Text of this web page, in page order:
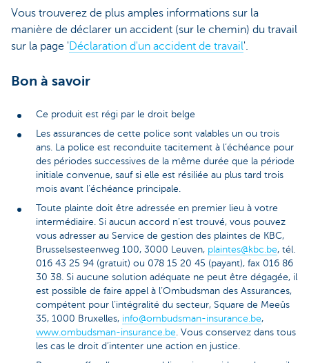
Vous trouverez de plus amples informations sur la
manière de déclarer un accident (sur le chemin) du travail
sur la page 'Déclaration d'un accident de travail'.
Bon à savoir
Ce produit est régi par le droit belge
Les assurances de cette police sont valables un ou trois
ans. La police est reconduite tacitement à l’échéance pour
des périodes successives de la même durée que la période
initiale convenue, sauf si elle est résiliée au plus tard trois
mois avant l’échéance principale.
Toute plainte doit être adressée en premier lieu à votre
intermédiaire. Si aucun accord n’est trouvé, vous pouvez
vous adresser au Service de gestion des plaintes de KBC,
Brusselsesteenweg 100, 3000 Leuven, plaintes@kbc.be, tél.
016 43 25 94 (gratuit) ou 078 15 20 45 (payant), fax 016 86
30 38. Si aucune solution adéquate ne peut être dégagée, il
est possible de faire appel à l’Ombudsman des Assurances,
compétent pour l’intégralité du secteur, Square de Meeûs
35, 1000 Bruxelles, info@ombudsman-insurance.be,
www.ombudsman-insurance.be. Vous conservez dans tous
les cas le droit d’intenter une action en justice.